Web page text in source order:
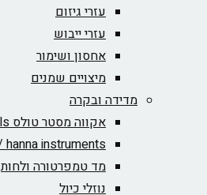
עזרי גיזום
עזרי ייבוש
אחסון ושימור
מיצויים שמנים
מדידה ובקרה
אקווה מסטר טולס Aqua Master tools
hanna instruments /מכשירים האנה
מד טמפרטורה ולחות
נוזלי כיול